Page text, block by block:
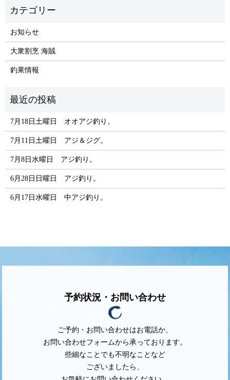
お知らせ
大衆割烹 海賊
釣果情報
7月18日土曜日 オオアジ釣り。
7月11日土曜日 アジ＆ジグ。
7月8日水曜日 アジ釣り。
6月28日日曜日 アジ釣り。
6月17日水曜日 中アジ釣り。
予約状況・お問い合わせ
ご予約・お問い合わせはお電話か、
お問い合わせフォームから承っております。
些細なことでも不明なことなど
ございましたら、